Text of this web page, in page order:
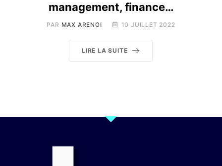
management, finance…
PAR MAX ARENGI 10 JUILLET 2022
LIRE LA SUITE